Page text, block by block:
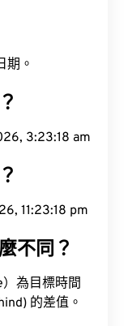
期。
3:23:19 am
11:23:19 pm
不同？
為目標時間
的差值。